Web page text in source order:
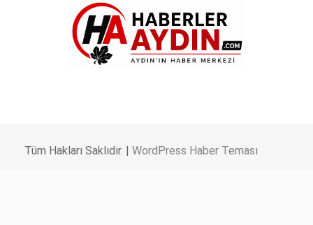
Tüm Hakları Saklıdır. | WordPress Haber Teması